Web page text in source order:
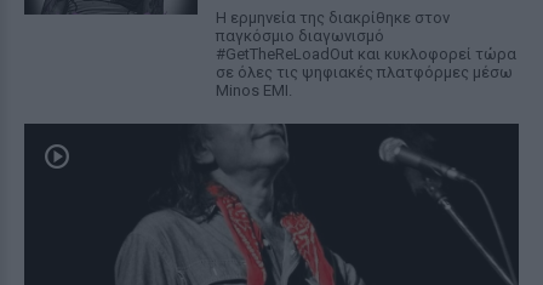
Η ερμηνεία της διακρίθηκε στον
παγκόσμιο διαγωνισμό
#GetTheReLoadOut και κυκλοφορεί τώρα
σε όλες τις ψηφιακές πλατφόρμες μέσω
Minos EMI.